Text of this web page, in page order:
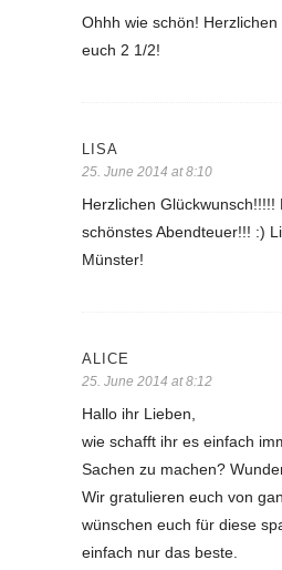
Ohhh wie schön!
euch 2 1/2!
LISA
25. June 2014 at 8:10
Herzlichen Glückwunsch!!!!!
schönstes Abendteuer!!! :)
Münster!
ALICE
25. June 2014 at 8:12
Hallo ihr Lieben,
wie schafft ihr es einfach
Sachen zu machen?
Wir gratulieren euch von
wünschen euch für diese
einfach nur das beste.